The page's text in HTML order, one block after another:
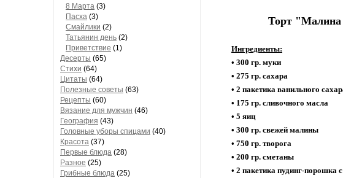
8 Марта (3)
Пасха (3)
Смайлики (2)
Татьянин день (2)
Приветствие (1)
Десерты (65)
Стихи (64)
Цитаты (64)
Полезные советы (63)
Рецепты (60)
Вязание для мужчин (46)
География (43)
Головные уборы спицами (40)
Красота (37)
Первые блюда (28)
Разное (25)
Грибные блюда (25)
Торт "Малина
Ингредиенты:
• 300 гр. муки
• 275 гр. сахара
• 2 пакетика ванильного
• 175 гр. сливочного масла
• 5 яиц
• 300 гр. свежей малины
• 750 гр. творога
• 200 гр. сметаны
• 2 пакетика пудинг-порошка